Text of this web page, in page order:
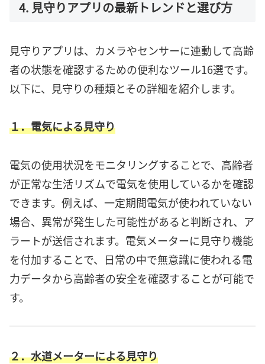
4. 見守りアプリの最新トレンドと選び方
見守りアプリは、カメラやセンサーに連動して高齢
者の状態を確認するための便利なツール16選です。
以下に、見守りの種類とその詳細を紹介します。
１．電気による見守り
電気の使用状況をモニタリングすることで、高齢者
が正常な生活リズムで電気を使用しているかを確認
できます。例えば、一定期間電気が使われていない
場合、異常が発生した可能性があると判断され、ア
ラートが送信されます。電気メーターに見守り機能
を付加することで、日常の中で無意識に使われる電
力データから高齢者の安全を確認することが可能で
す。
２．水道メーターによる見守り